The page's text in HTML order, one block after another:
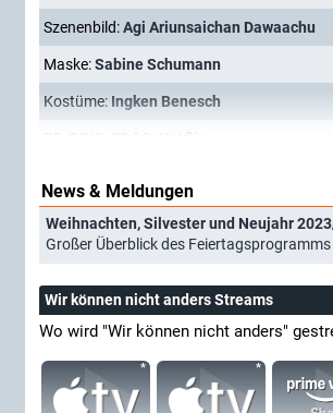
Szenenbild:Agi Ariunsaichan Dawaachu
Maske:Sabine Schumann
Kostüme: Ingken Benesch
News & Meldungen
Weihnachten, Silvester und Neujahr
Großer Überblick des
Wir können nicht anders Streams
Wo wird "Wir können nicht anders"